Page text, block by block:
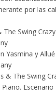
por las
The Swing Crazy
Yasmina y Allué
& The Swing
Escenario